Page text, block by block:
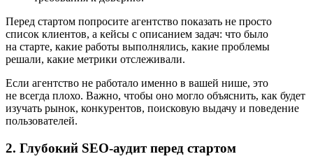
Перед стартом попросите агентство показать не просто
список клиентов, а кейсы с описанием задач: что было
на старте, какие работы выполнялись, какие проблемы
решали, какие метрики отслеживали.
Если агентство не работало именно в вашей нише, это
не всегда плохо. Важно, чтобы оно могло объяснить, как будет
изучать рынок, конкурентов, поисковую выдачу и поведение
пользователей.
2. Глубокий SEO-аудит перед стартом